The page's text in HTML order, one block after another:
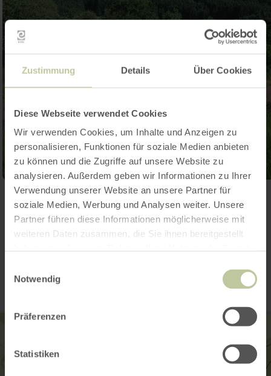
Zustimmung Details Über Cookies
Diese Webseite verwendet Cookies
Wir verwenden Cookies, um Inhalte und Anzeigen zu
personalisieren, Funktionen für soziale Medien anbieten
zu können und die Zugriffe auf unsere Website zu
analysieren. Außerdem geben wir Informationen zu Ihrer
Verwendung unserer Website an unsere Partner für
soziale Medien, Werbung und Analysen weiter. Unsere
Partner führen diese Informationen möglicherweise mit
weiteren Daten zusammen, die Sie ihnen bereitgestellt
Notwendig
Präferenzen
Statistiken
Galerie öffnen
Kontakt